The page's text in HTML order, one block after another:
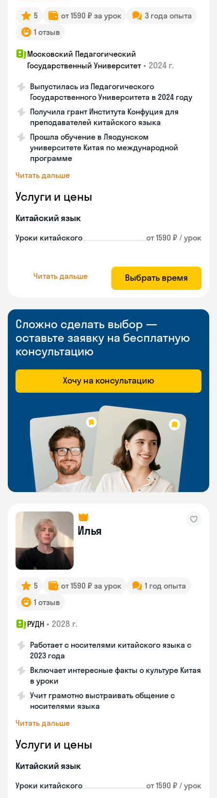
5 от 1590 ₽ за урок
3 года опыта
1 отзыв
Московский Педагогический
Государственный Университет • 2024 г.
Выпустилась из Педагогического
Государственного Университета в 2024 году
Получила грант Института Конфуция для
преподавателей китайского языка
Прошла обучение в Ляодунском
университете Китая по международной
программе
Читать дальше
Услуги и цены
Китайский язык
Уроки китайского от 1590 ₽ / урок
Читать дальше Выбрать время
Сложно сделать выбор —
оставьте заявку на бесплатную
консультацию
Хочу на консультацию
Илья
5 от 1590 ₽ за урок
1 год опыта
1 отзыв
РУДН • 2028 г.
Работает с носителями китайского языка с
2023 года
Включает интересные факты о культуре Китая
в уроки
Учит грамотно выстраивать общение с
носителями языка
Читать дальше
Услуги и цены
Китайский язык
Уроки китайского от 1590 ₽ / урок